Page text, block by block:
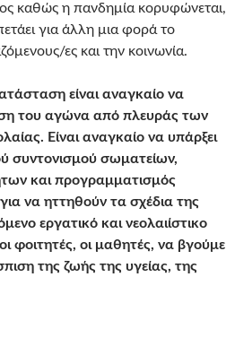
καθώς η πανδημία κορυφώνεται,
για άλλη μια φορά το
ες και την κοινωνία.
είναι αναγκαίο να
του αγώνα από πλευράς των
Είναι αναγκαίο να υπάρξει
συντονισμού σωματείων,
και προγραμματισμός
να ηττηθούν τα σχέδια της
εργατικό και νεολαιίστικο
φοιτητές, οι μαθητές, να βγούμε
της ζωής της υγείας, της